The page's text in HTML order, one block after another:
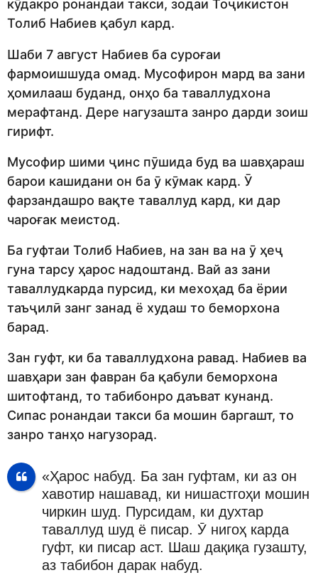
кӯдакро ронандаи такси, зодаи Тоҷикистон
Толиб Набиев қабул кард.
Шаби 7 август Набиев ба суроғаи
фармоишшуда омад. Мусофирон мард ва зани
ҳомилааш буданд, онҳо ба таваллудхона
мерафтанд. Дере нагузашта занро дарди зоиш
гирифт.
Мусофир шими ҷинс пӯшида буд ва шавҳараш
барои кашидани он ба ӯ кӯмак кард. Ӯ
фарзандашро вақте таваллуд кард, ки дар
чароғак меистод.
Ба гуфтаи Толиб Набиев, на зан ва на ӯ ҳеҷ
гуна тарсу ҳарос надоштанд. Вай аз зани
таваллудкарда пурсид, ки мехоҳад ба ёрии
таъҷилӣ занг занад ё худаш то беморхона
барад.
Зан гуфт, ки ба таваллудхона равад. Набиев ва
шавҳари зан фавран ба қабули беморхона
шитофтанд, то табибонро даъват кунанд.
Сипас ронандаи такси ба мошин баргашт, то
занро танҳо нагузорад.
«Ҳарос набуд. Ба зан гуфтам, ки аз он
хавотир нашавад, ки нишастгоҳи мошин
чиркин шуд. Пурсидам, ки духтар
таваллуд шуд ё писар. Ӯ нигоҳ карда
гуфт, ки писар аст. Шаш дақиқа гузашту,
аз табибон дарак набуд.